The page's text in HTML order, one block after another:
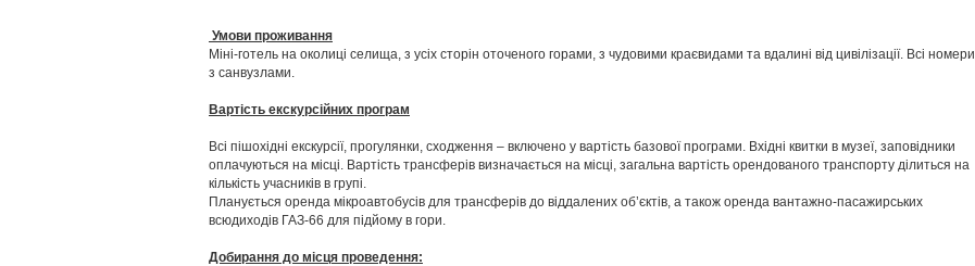
Умови проживання
Міні-готель на околиці селища, з усіх сторін оточеного горами, з чудовими краєвидами та вдалині від цивілізації. Всі номери
з санвузлами.
Вартість екскурсійних програм
Всі пішохідні екскурсії, прогулянки, сходження – включено у вартість базової програми. Вхідні квитки в музеї, заповідники
оплачуються на місці. Вартість трансферів визначається на місці, загальна вартість орендованого транспорту ділиться на
кількість учасників в групі.
Планується оренда мікроавтобусів для трансферів до віддалених об’єктів, а також оренда вантажно-пасажирських
всюдиходів ГАЗ-66 для підйому в гори.
Добирання до місця проведення: